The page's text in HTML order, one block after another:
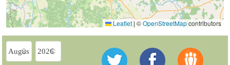
Leaflet | ©OpenStreetMapcontributors